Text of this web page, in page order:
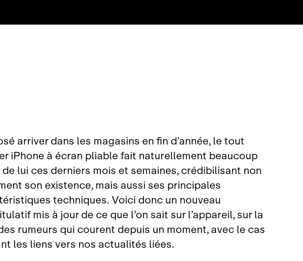
arriver dans les magasins en fin d’année, le tout
iPhone à écran pliable fait naturellement beaucoup
lui ces derniers mois et semaines, crédibilisant non
son existence, mais aussi ses principales
techniques.Voici donc un nouveau
mis à jour de ce que l’on sait sur l’appareil, sur la
rumeurs qui courent depuis un moment, avec le cas
les liens vers nos actualités liées.